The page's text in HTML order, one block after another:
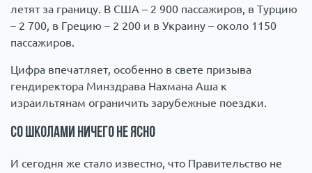
летят за границу. В США – 2 900 пассажиров, в Турцию
– 2 700, в Грецию – 2 200 и в Украину – около 1150
пассажиров.
Цифра впечатляет, особенно в свете призыва
гендиректора Минздрава Нахмана Аша к
израильтянам ограничить зарубежные поездки.
Со школами ничего не ясно
И сегодня же стало известно, что Правительство не